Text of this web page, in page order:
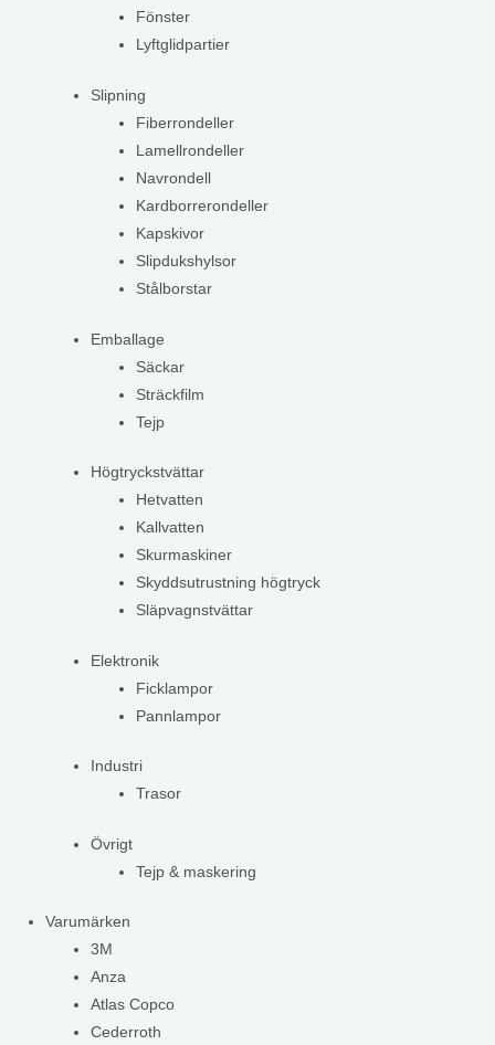
Fönster
Lyftglidpartier
Slipning
Fiberrondeller
Lamellrondeller
Navrondell
Kardborrerondeller
Kapskivor
Slipdukshylsor
Stålborstar
Emballage
Säckar
Sträckfilm
Tejp
Högtryckstvättar
Hetvatten
Kallvatten
Skurmaskiner
Skyddsutrustning högtryck
Släpvagnstvättar
Elektronik
Ficklampor
Pannlampor
Industri
Trasor
Övrigt
Tejp & maskering
Varumärken
3M
Anza
Atlas Copco
Cederroth